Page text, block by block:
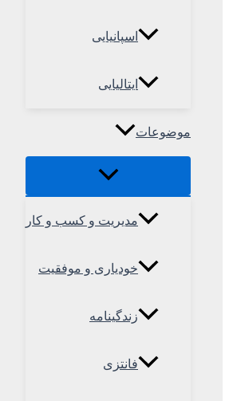
اسپانیایی
ایتالیایی
موضوعات
مدیریت و کسب و کار
خودیاری و موفقیت
زندگینامه
فانتزی